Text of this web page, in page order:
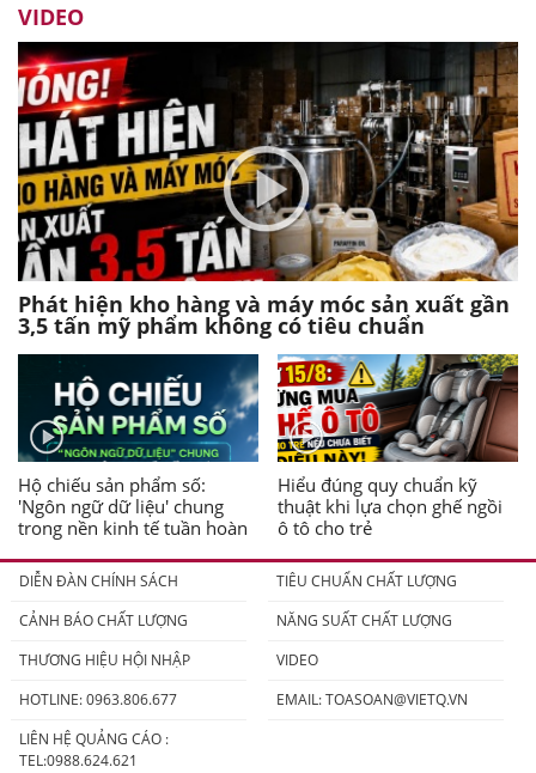
VIDEO
Phát hiện kho hàng và máy móc sản xuất gần
3,5 tấn mỹ phẩm không có tiêu chuẩn
Hộ chiếu sản phẩm số:
'Ngôn ngữ dữ liệu' chung
trong nền kinh tế tuần hoàn
Hiểu đúng quy chuẩn kỹ
thuật khi lựa chọn ghế ngồi
ô tô cho trẻ
DIỄN ĐÀN CHÍNH SÁCH
TIÊU CHUẨN CHẤT LƯỢNG
CẢNH BÁO CHẤT LƯỢNG
NĂNG SUẤT CHẤT LƯỢNG
THƯƠNG HIỆU HỘI NHẬP
VIDEO
HOTLINE: 0963.806.677
EMAIL:TOASOAN@VIETQ.VN
LIÊN HỆ QUẢNG CÁO :
TEL:0988.624.621